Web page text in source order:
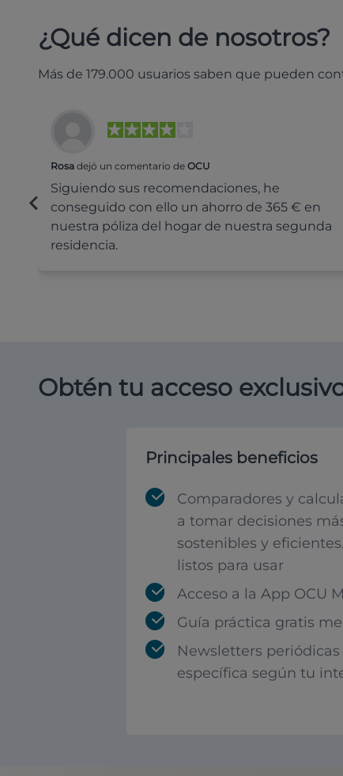
¿Qué dicen de nosotros?
Más de 179.000 usuarios saben que pueden
Rosa dejó un comentario de OCU
Siguiendo sus recomendaciones, he
conseguido con ello un ahorro de 365 € en
nuestra póliza del hogar de nuestra segunda
residencia.
Obtén tu acceso
Principales beneficios
Comparadores y
a tomar decisiones
sostenibles y
listos para usar
Acceso a la App OCU
Guía práctica gratis
Newsletters
específica según tu